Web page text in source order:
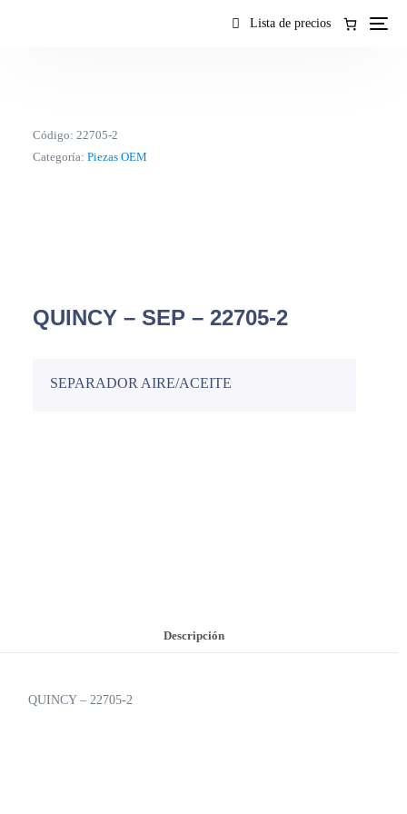
Lista de precios
Código:22705-2
Categoría:Piezas OEM
QUINCY – SEP – 22705-2
SEPARADOR AIRE/ACEITE
Descripción
QUINCY – 22705-2
ES